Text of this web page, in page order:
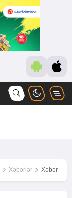
Xəbərlər Xəbər